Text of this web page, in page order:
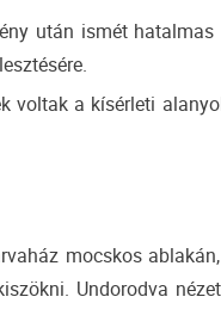
után ismét hatalmas
voltak a kísérleti
mocskos
Undorodva